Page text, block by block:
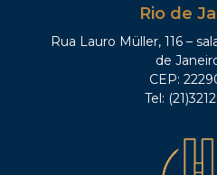
Rio de
Rua Lauro Müller, 116 –
de
CEP:
Tel: